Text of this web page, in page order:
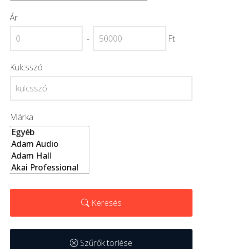
Ár
-
Ft
Kulcsszó
Márka
Keresés
Szűrők törlése